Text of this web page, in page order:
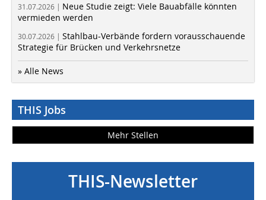
31.07.2026 | Neue Studie zeigt: Viele Bauabfälle könnten
vermieden werden
30.07.2026 | Stahlbau-Verbände fordern vorausschauende
Strategie für Brücken und Verkehrsnetze
» Alle News
THIS Jobs
Mehr Stellen
THIS-Newsletter